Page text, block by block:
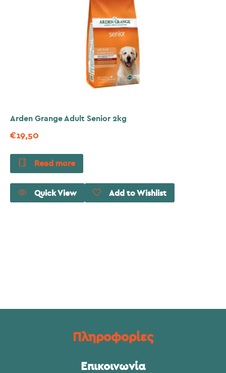
Arden Grange Adult Senior 2kg
€19,50
Read more
Quick View Add to Wishlist
Πληροφορίες
Επικοινωνία